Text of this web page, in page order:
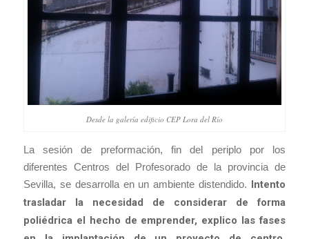
Desde la galería edificio CEP Lora del Río
La sesión de preformación, fin del periplo por los
diferentes Centros del Profesorado de la provincia de
Sevilla, se desarrolla en un ambiente distendido. Intento
trasladar la necesidad de considerar de forma
poliédrica el hecho de emprender, explico las fases